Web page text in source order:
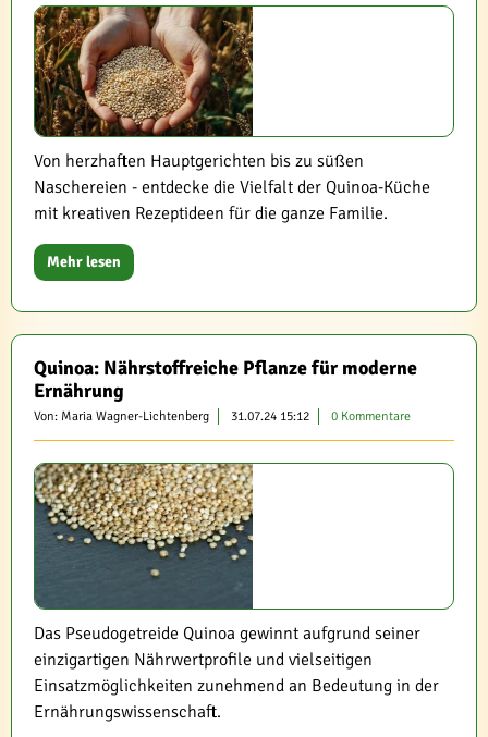
Von herzhaften Hauptgerichten bis zu süßen
Naschereien - entdecke die Vielfalt der Quinoa-Küche
mit kreativen Rezeptideen für die ganze Familie.
Mehr lesen
Quinoa: Nährstoffreiche Pflanze für moderne
Ernährung
Von: Maria Wagner-Lichtenberg 31.07.24 15:12 0 Kommentare
Das Pseudogetreide Quinoa gewinnt aufgrund seiner
einzigartigen Nährwertprofile und vielseitigen
Einsatzmöglichkeiten zunehmend an Bedeutung in der
Ernährungswissenschaft.